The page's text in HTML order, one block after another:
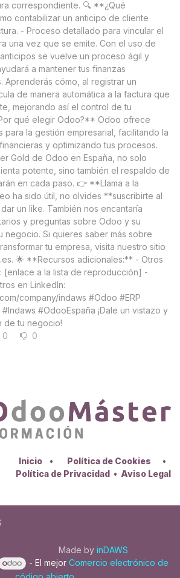
correspondiente. 🔍 **¿Qué
contabilizar un anticipo de cliente
- Proceso detallado para vincular el
una vez que se emite. Con el uso de
se vuelve un proceso ágil y
a mantener tus finanzas
Aprenderás cómo, al registrar un
de manera automática a la factura que
mejorando así el control de tu
qué elegir Odoo?** Odoo ofrece
para la gestión empresarial, facilitando la
y optimizando tus procesos.
Gold de Odoo en España, no solo
potente, sino también el respaldo de
en cada paso. 👉 **Llama a la
ha sido útil, no olvides **suscribirte al
un like. También nos encantaría
y preguntas sobre Odoo y su
negocio. Si quieres saber más sobre
tu empresa, visita nuestro sitio
🌟 **Recursos adicionales:** - Otros
[enlace a la lista de reproducción] -
en LinkedIn:
company/indaws #Odoo #ERP
#OdooEspaña ¡Dale un vistazo y
de tu negocio!
0 0
Inicio • Política de Cookies
•
Política de Privacidad • Aviso Legal
© inDAWS
by inDAWS
- El mejorComercio electrónico de